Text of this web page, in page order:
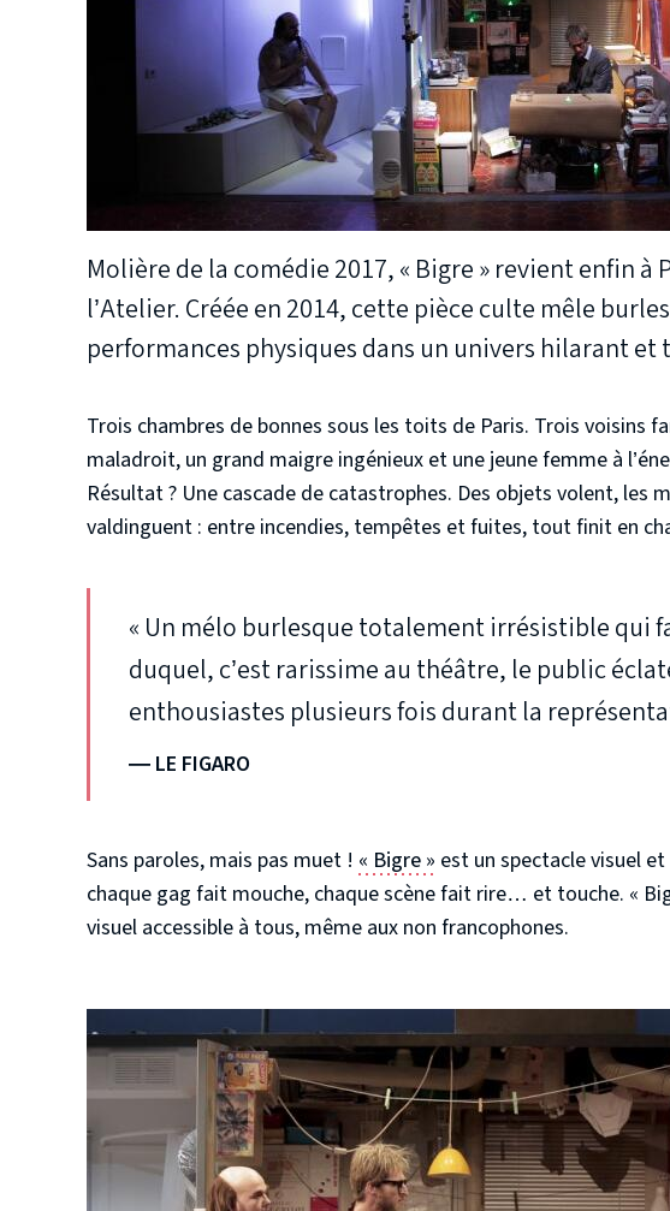
Molière de la comédie 2017, « Bigre » revient enfin à
l’Atelier. Créée en 2014, cette pièce culte mêle
performances physiques dans un univers hilarant et
Trois chambres de bonnes sous les toits de Paris. Trois voisins
maladroit, un grand maigre ingénieux et une jeune femme à
Résultat ? Une cascade de catastrophes. Des objets volent, les
valdinguent : entre incendies, tempêtes et fuites, tout finit en
« Un mélo burlesque totalement irrésistible qui
duquel, c’est rarissime au théâtre, le public
enthousiastes plusieurs fois durant la
— LE FIGARO
Sans paroles, mais pas muet ! « Bigre » est un spectacle visuel
chaque gag fait mouche, chaque scène fait rire… et touche. «
visuel accessible à tous, même aux non francophones.